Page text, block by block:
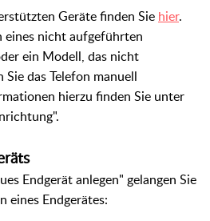
Geräte finden Sie hier.
eines nicht aufgeführten
ein Modell, das nicht
das Telefon manuell
hierzu finden Sie unter
Endgerät anlegen" gelangen Sie
eines Endgerätes: